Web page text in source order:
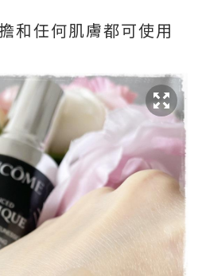
和任何肌膚都可使用